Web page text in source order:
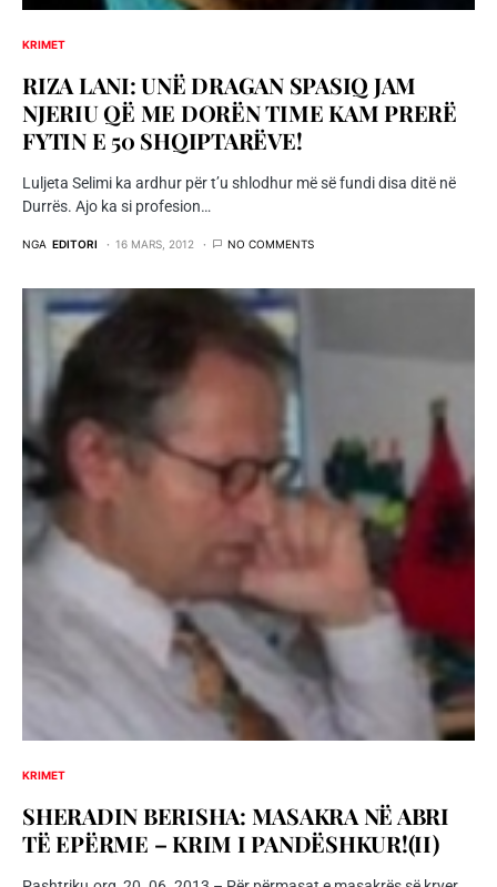
KRIMET
RIZA LANI: UNË DRAGAN SPASIQ JAM
NJERIU QË ME DORËN TIME KAM PRERË
FYTIN E 50 SHQIPTARËVE!
Luljeta Selimi ka ardhur për t’u shlodhur më së fundi disa ditë në
Durrës. Ajo ka si profesion…
NGA EDITORI 16 MARS, 2012 NO COMMENTS
KRIMET
SHERADIN BERISHA: MASAKRA NË ABRI
TË EPËRME – KRIM I PANDËSHKUR!(II)